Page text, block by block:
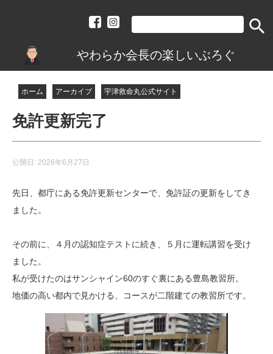
search
やわらか会長の楽しいぶろぐ
ホーム アーカイブ 宇津救命丸公式サイト
免許更新完了
公開日: 2026年6月27日
先日、都庁にある免許更新センターで、免許証の更新をしてき
ました。
その前に、４月の認知症テストに続き、５月に運転講習を受け
ました。
私が受けたのはサンシャイン60のすぐ裏にある豊島教習所。
地価の高い都内で見かける、コースが二階建ての教習所です。